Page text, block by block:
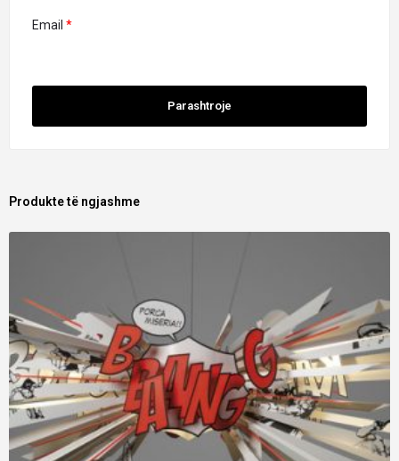
Email *
Produkte të ngjashme